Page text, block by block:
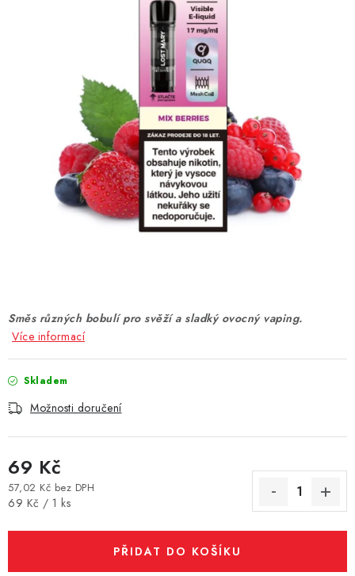
ATOMIZÉRY A CARTRIDGE
BATERIE A NABÍJEČKY
GRIPY & MODY
PŘÍSLUŠENSTVÍ
Vše o nákupu Jak reklamovat či vrátit zboží
Kontakty
Prodejny Volná místa
Směs různých bobulí pro svěží a sladký ovocný vaping.
Více informací
Skladem
Možnosti doručení
69 Kč
57,02 Kč bez DPH
Měrná cena:
69 Kč / 1 ks
PŘIDAT DO KOŠÍKU